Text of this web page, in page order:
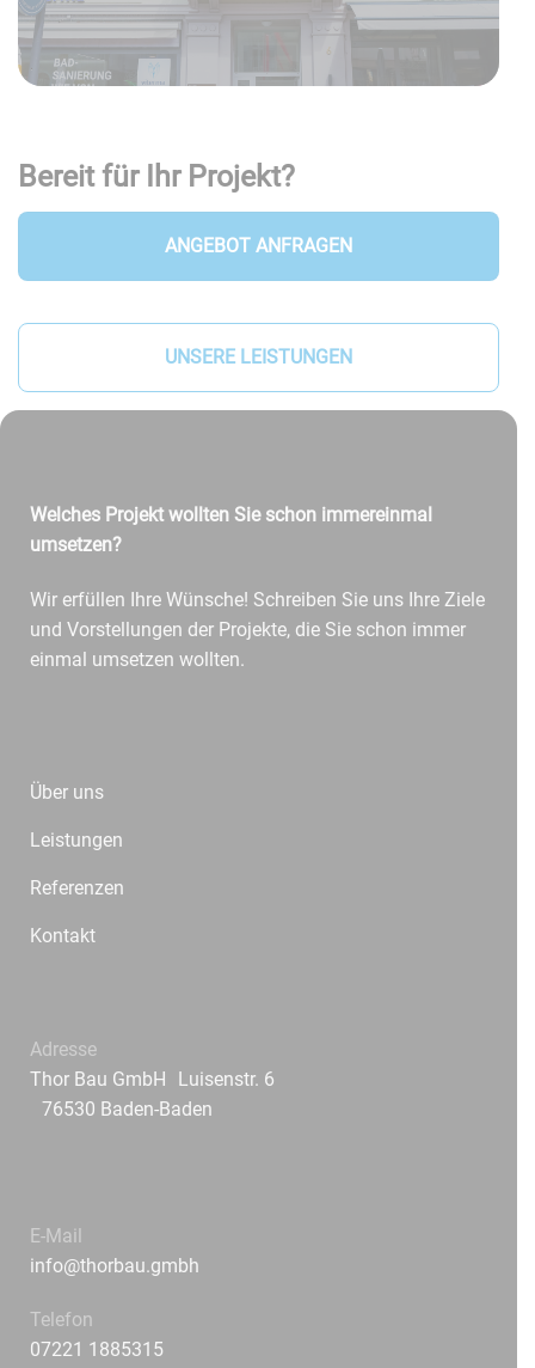
Bereit für Ihr Projekt?
ANGEBOT ANFRAGEN
UNSERE LEISTUNGEN
Welches Projekt wollten Sie schon immereinmal
umsetzen?
Wir erfüllen Ihre Wünsche! Schreiben Sie uns Ihre Ziele
und Vorstellungen der Projekte, die Sie schon immer
einmal umsetzen wollten.
Über uns
Leistungen
Referenzen
Kontakt
Adresse
Thor Bau GmbH Luisenstr. 6
76530 Baden-Baden
E-Mail
info@thorbau.gmbh
Telefon
07221 1885315